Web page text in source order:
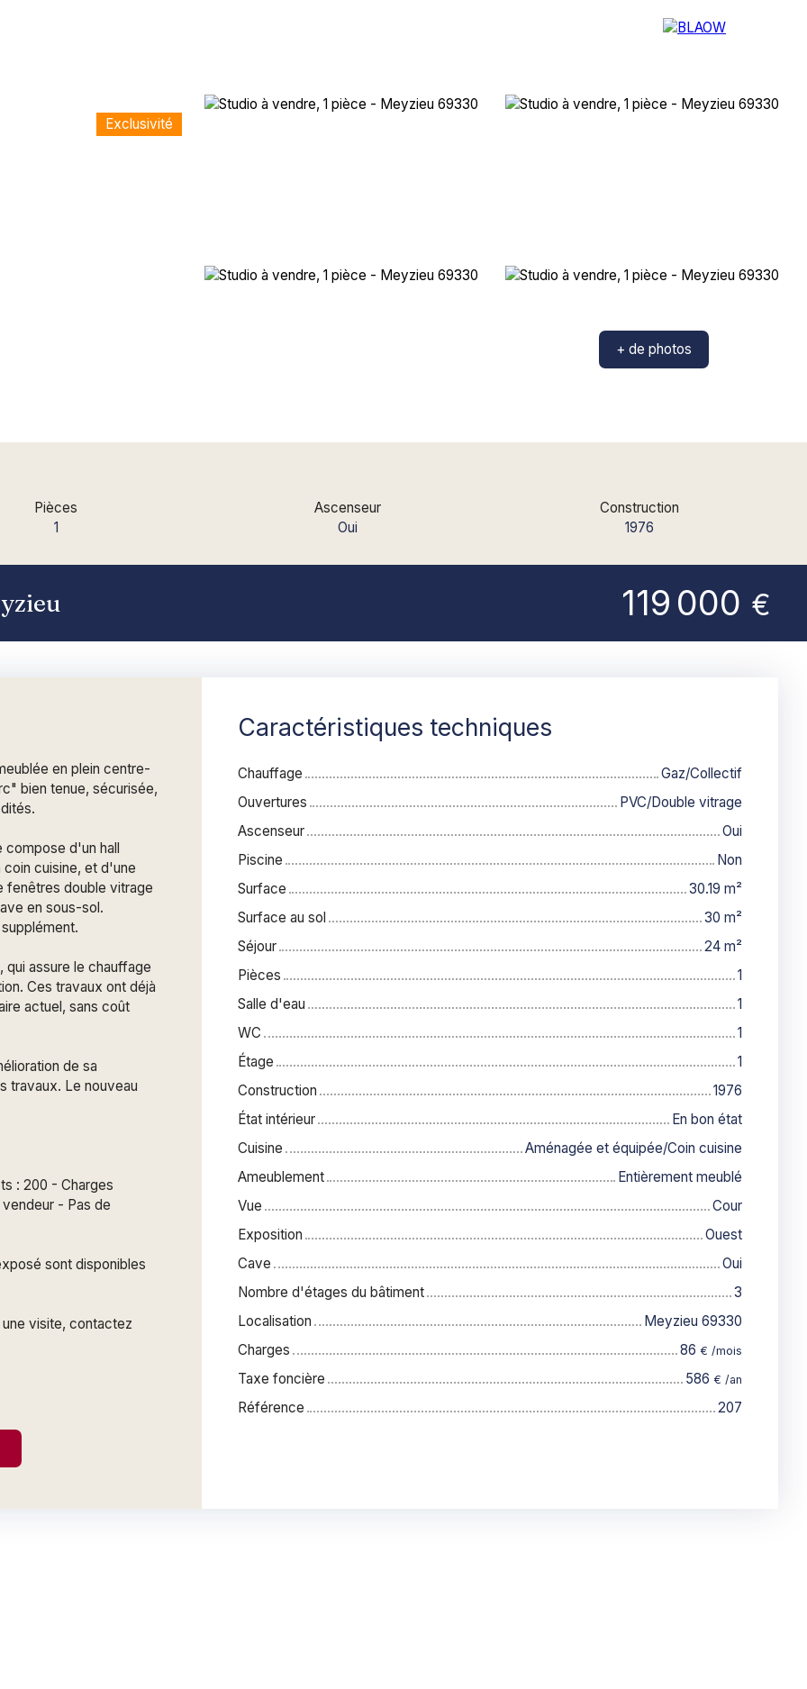
Exclusivité
+ de photos
Pièces
1
Ascenseur
Oui
Construction
1976
119 000 €
en plein centre-
bien tenue, sécurisée,
compose d'un hall
cuisine, et d'une
fenêtres double vitrage
en sous-sol.
assure le chauffage
Ces travaux ont déjà
actuel, sans coût
de sa
travaux. Le nouveau
: 200 - Charges
- Pas de
sont disponibles
visite, contactez
Caractéristiques techniques
Chauffage
Gaz/Collectif
Ouvertures
PVC/Double vitrage
Ascenseur
Oui
Piscine
Non
Surface
30.19 m²
Surface au sol
30 m²
Séjour
24 m²
Pièces
1
Salle d'eau
1
WC
1
Étage
1
Construction
1976
État intérieur
En bon état
Cuisine
Aménagée et équipée/Coin cuisine
Ameublement
Entièrement meublé
Vue
Cour
Exposition
Ouest
Cave
Oui
Nombre d'étages du bâtiment
3
Localisation
Meyzieu 69330
Charges
86 € /mois
Taxe foncière 586 € /an
Référence 207